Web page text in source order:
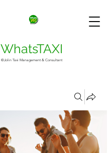
WhatsTAXI
©Jolin Taxi Management & Consultant